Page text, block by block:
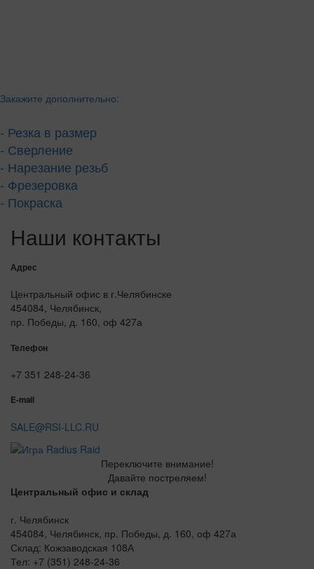
Закажите дополнительно:
- Резка в размер
- Сверление
- Нарезание резьб
- Фрезеровка
- Покраска
Наши контакты
Адрес
Центральный офис в г.Челябинске
454084, Челябинск,
пр. Победы, д. 160, оф 427а
Телефон
+7 351 248-24-36
E-mail
SALE@RSI-LLC.RU
Переключите внимание!
Давайте постреляем!
Центральный офис и склад
г. Челябинск
454084, Челябинск, пр. Победы, д. 160, оф 427а
Склад: Кожзаводская 108А
Тел: +7 (351) 248-24-36